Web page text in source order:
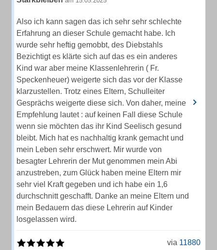
Also ich kann sagen das ich sehr sehr schlechte
Erfahrung an dieser Schule gemacht habe. Ich
wurde sehr heftig gemobbt, des Diebstahls
Bezichtigt es klärte sich auf das es ein anderes
Kind war aber meine Klassenlehrerin ( Fr.
Speckenheuer) weigerte sich das vor der Klasse
klarzustellen. Trotz eines Eltern, Schulleiter
Gesprächs weigerte diese sich. Von daher, meine
Empfehlung lautet : auf keinen Fall diese Schule
wenn sie möchten das ihr Kind Seelisch gesund
bleibt. Mich hat es nachhaltig krank gemacht und
mein Leben sehr erschwert. Mir wurde von
besagter Lehrerin der Mut genommen mein Abi
anzustreben, zum Glück haben meine Eltern mir
sehr viel Kraft gegeben und ich habe ein 1,6
durchschnitt geschafft. Danke an meine Eltern und
mein Bedauern das diese Lehrerin auf Kinder
losgelassen wird.
via 11880